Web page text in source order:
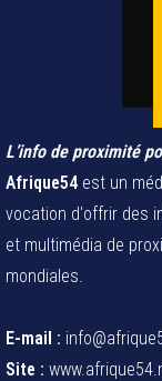
L’info de proximité
Afrique54 est un
vocation d'offrir des
et multimédia de
mondiales.
E-mail :
Site :